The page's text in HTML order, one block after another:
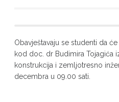
Obavještavaju se studenti da
kod doc. dr Budimira Tojagića
konstrukcija i zemljotresno
decembra u 09.00 sati.